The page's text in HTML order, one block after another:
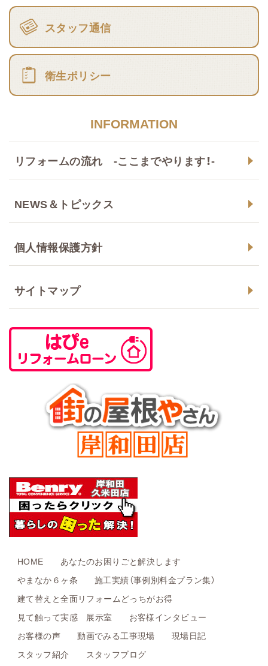
スタッフ通信
衛生ポリシー
INFORMATION
リフォームの流れ -ここまでやります！-
NEWS＆トピックス
個人情報保護方針
サイトマップ
HOME
あなたのお困りごと解決します
やまなか６ヶ条
施工実績（事例別料金プラン集）
建て替えと全面リフォームどっちがお得
見て触って実感 展示室
お客様インタビュー
お客様の声
動画でみる工事現場
現場日記
スタッフ紹介
スタッフブログ